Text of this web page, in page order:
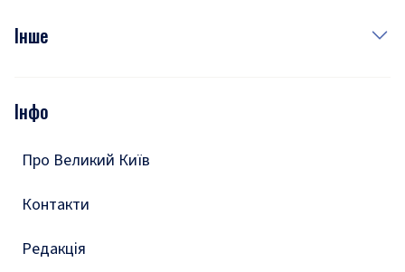
Фото
Подкасти
Інше
Тести
Інфо
Про Великий Київ
Контакти
Редакція